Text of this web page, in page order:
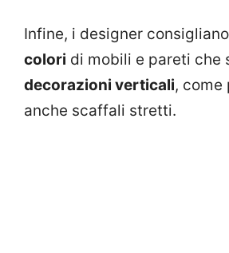
Infine, i designer
colori di mobili e pareti che
decorazioni verticali, come
anche scaffali stretti.